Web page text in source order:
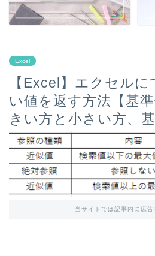
Excel
【Excel】エクセル
い値を返す方法【基
きい方と小さい方、
当サイトでは記事内に広告